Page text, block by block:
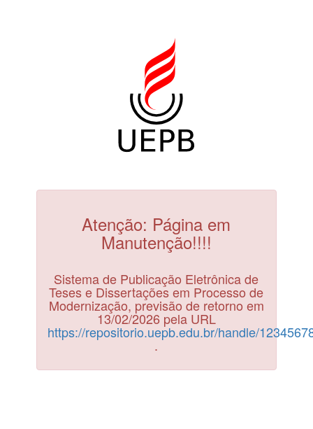
Atenção: Página em
Manutenção!!!!
Sistema de Publicação Eletrônica de
Teses e Dissertações em Processo de
Modernização, previsão de retorno em
13/02/2026 pela URL
https://repositorio.uepb.edu.br/handle/
.